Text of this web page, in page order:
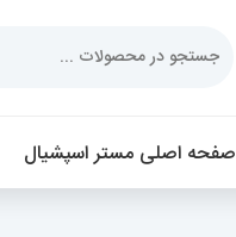
صفحه اصلی مستر اسپشیال